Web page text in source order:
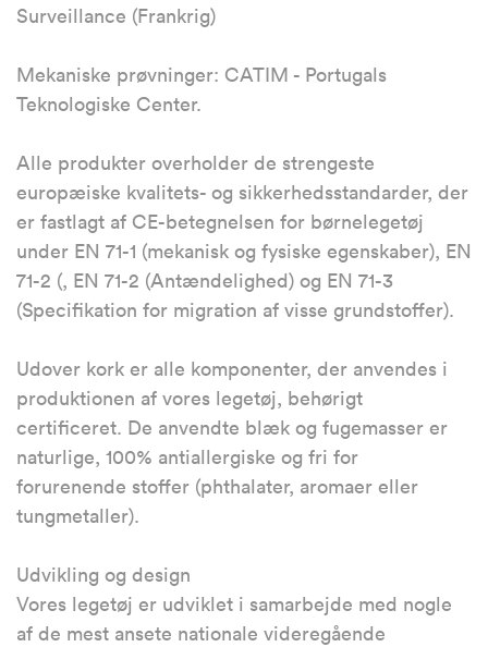
Surveillance (Frankrig)
Mekaniske prøvninger: CATIM - Portugals
Teknologiske Center.
Alle produkter overholder de strengeste
europæiske kvalitets- og sikkerhedsstandarder, der
er fastlagt af CE-betegnelsen for børnelegetøj
under EN 71-1 (mekanisk og fysiske egenskaber), EN
71-2 (, EN 71-2 (Antændelighed) og EN 71-3
(Specifikation for migration af visse grundstoffer).
Udover kork er alle komponenter, der anvendes i
produktionen af vores legetøj, behørigt
certificeret. De anvendte blæk og fugemasser er
naturlige, 100% antiallergiske og fri for
forurenende stoffer (phthalater, aromaer eller
tungmetaller).
Udvikling og design
Vores legetøj er udviklet i samarbejde med nogle
af de mest ansete nationale videregående